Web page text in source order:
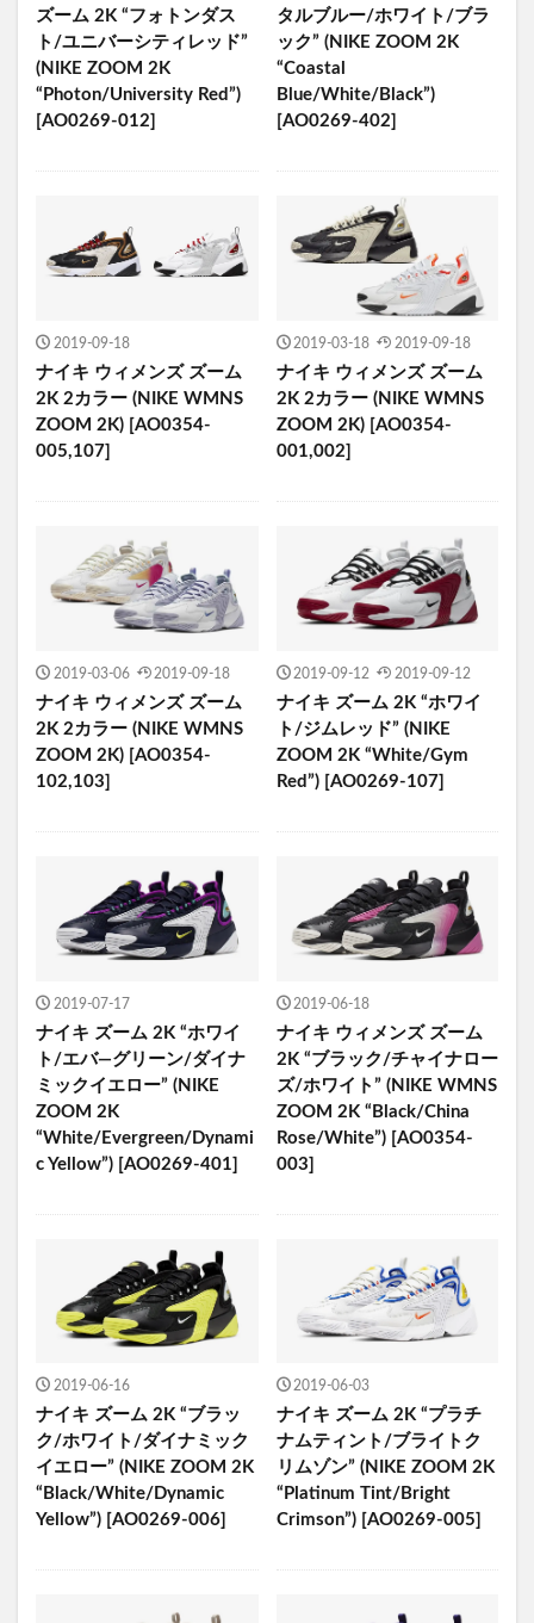
ズーム 2K “フォトンダス
ト/ユニバーシティレッド”
(NIKE ZOOM 2K
“Photon/University Red”)
[AO0269-012]
タルブルー/ホワイト/ブラ
ック” (NIKE ZOOM 2K
“Coastal
Blue/White/Black”)
[AO0269-402]
2019-09-18
ナイキ ウィメンズ ズーム
2K 2カラー (NIKE WMNS
ZOOM 2K) [AO0354-
005,107]
2019-03-18 2019-09-18
ナイキ ウィメンズ ズーム
2K 2カラー (NIKE WMNS
ZOOM 2K) [AO0354-
001,002]
2019-03-06 2019-09-18
ナイキ ウィメンズ ズーム
2K 2カラー (NIKE WMNS
ZOOM 2K) [AO0354-
102,103]
2019-09-12 2019-09-12
ナイキ ズーム 2K “ホワイ
ト/ジムレッド” (NIKE
ZOOM 2K “White/Gym
Red”) [AO0269-107]
2019-07-17
ナイキ ズーム 2K “ホワイ
ト/エバ―グリーン/ダイナ
ミックイエロー” (NIKE
ZOOM 2K
“White/Evergreen/Dynami
c Yellow”) [AO0269-401]
2019-06-18
ナイキ ウィメンズ ズーム
2K “ブラック/チャイナロー
ズ/ホワイト” (NIKE WMNS
ZOOM 2K “Black/China
Rose/White”) [AO0354-
003]
2019-06-16
ナイキ ズーム 2K “ブラッ
ク/ホワイト/ダイナミック
イエロー” (NIKE ZOOM 2K
“Black/White/Dynamic
Yellow”) [AO0269-006]
2019-06-03
ナイキ ズーム 2K “プラチ
ナムティント/ブライトク
リムゾン” (NIKE ZOOM 2K
“Platinum Tint/Bright
Crimson”) [AO0269-005]